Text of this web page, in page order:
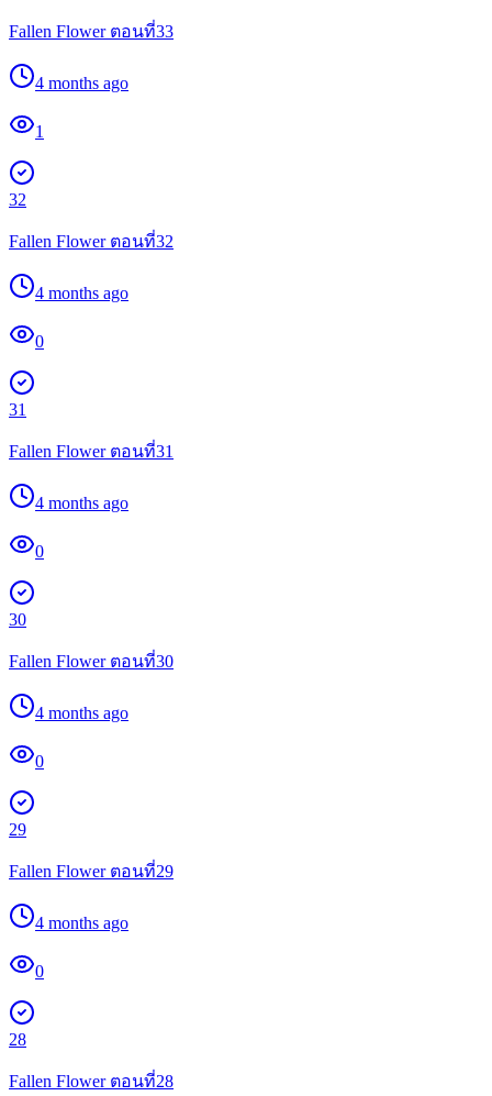
Fallen Flower ตอนที่33
4 months ago
1
32
Fallen Flower ตอนที่32
4 months ago
0
31
Fallen Flower ตอนที่31
4 months ago
0
30
Fallen Flower ตอนที่30
4 months ago
0
29
Fallen Flower ตอนที่29
4 months ago
0
28
Fallen Flower ตอนที่28